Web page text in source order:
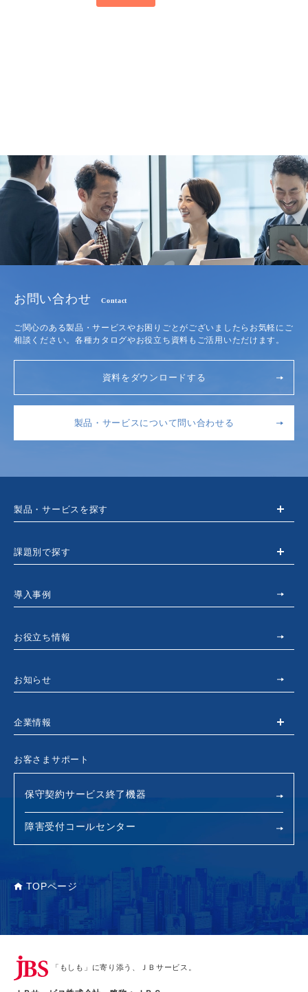
お問い合わせ Contact
ご関心のある製品・サービスやお困りごとがございましたらお気軽にご
相談ください。各種カタログやお役立ち資料もご活用いただけます。
資料をダウンロードする
製品・サービスについて問い合わせる
製品・サービスを探す
課題別で探す
導入事例
お役立ち情報
お知らせ
企業情報
お客さまサポート
保守契約サービス終了機器
障害受付コールセンター
TOPページ
「もしも」に寄り添う、ＪＢサービス。